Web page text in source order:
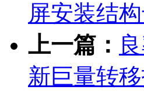
屏安装结
上一篇：
新巨量转